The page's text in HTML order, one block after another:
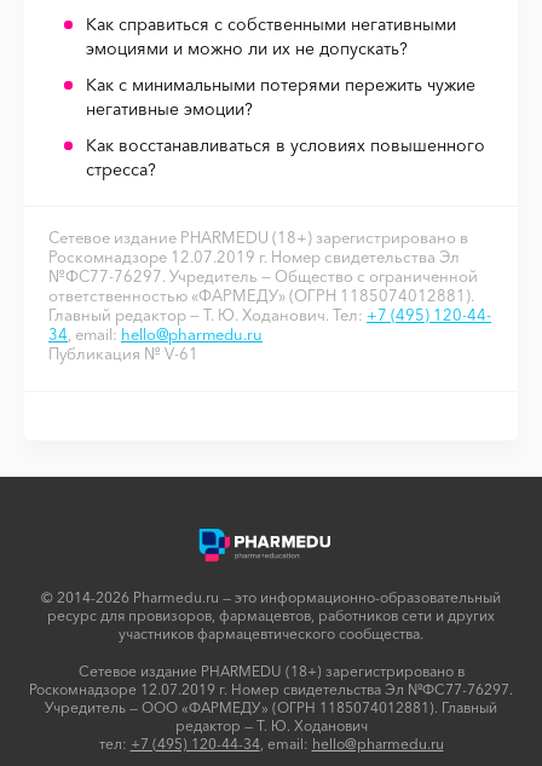
Как справиться с собственными негативными
эмоциями и можно ли их не допускать?
Как с минимальными потерями пережить чужие
негативные эмоции?
Как восстанавливаться в условиях повышенного
стресса?
Сетевое издание PHARMEDU (18+) зарегистрировано в
Роскомнадзоре 12.07.2019 г. Номер свидетельства Эл
№ФС77-76297. Учредитель — Общество с ограниченной
ответственностью «ФАРМЕДУ» (ОГРН 1185074012881).
Главный редактор — Т. Ю. Ходанович. Тел: +7 (495) 120-44-
34 , email: hello@pharmedu.ru
Публикация № V-61
© 2014-2026 Pharmedu.ru — это информационно-образовательный
ресурс для провизоров, фармацевтов, работников сети и других
участников фармацевтического сообщества.
Сетевое издание PHARMEDU (18+) зарегистрировано в
Роскомнадзоре 12.07.2019 г. Номер свидетельства Эл №ФС77-76297.
Учредитель — ООО «ФАРМЕДУ» (ОГРН 1185074012881). Главный
редактор — Т. Ю. Ходанович
тел: +7 (495) 120-44-34, email: hello@pharmedu.ru